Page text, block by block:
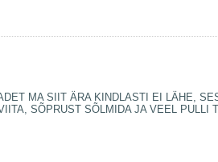
MA SIIT ÄRA KINDLASTI EI LÄHE,
SÕPRUST SÕLMIDA JA VEEL PULLI